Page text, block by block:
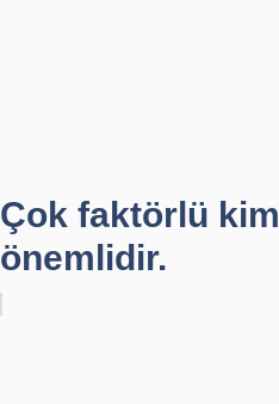
Çok faktörlü
önemlidir.